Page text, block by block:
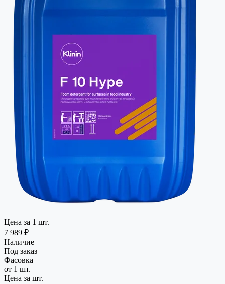
Цена за 1 шт.
7 989 ₽
Наличие
Под заказ
Фасовка
от 1 шт.
Цена за шт.